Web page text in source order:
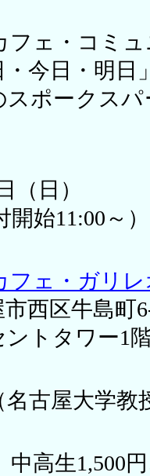
フェ・コミ
今日・明日
スポークス
（日）
始11:00～）
フェ・ガリ
西区牛島町
トタワー1
古屋大学教
中高生1,500